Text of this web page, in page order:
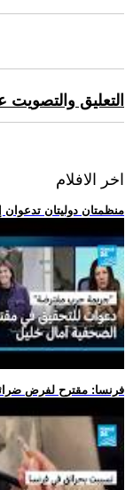
التعليق
اخر الافلام
.. منظمتان دوليتان
.. فرنسا: مقترح لفرض